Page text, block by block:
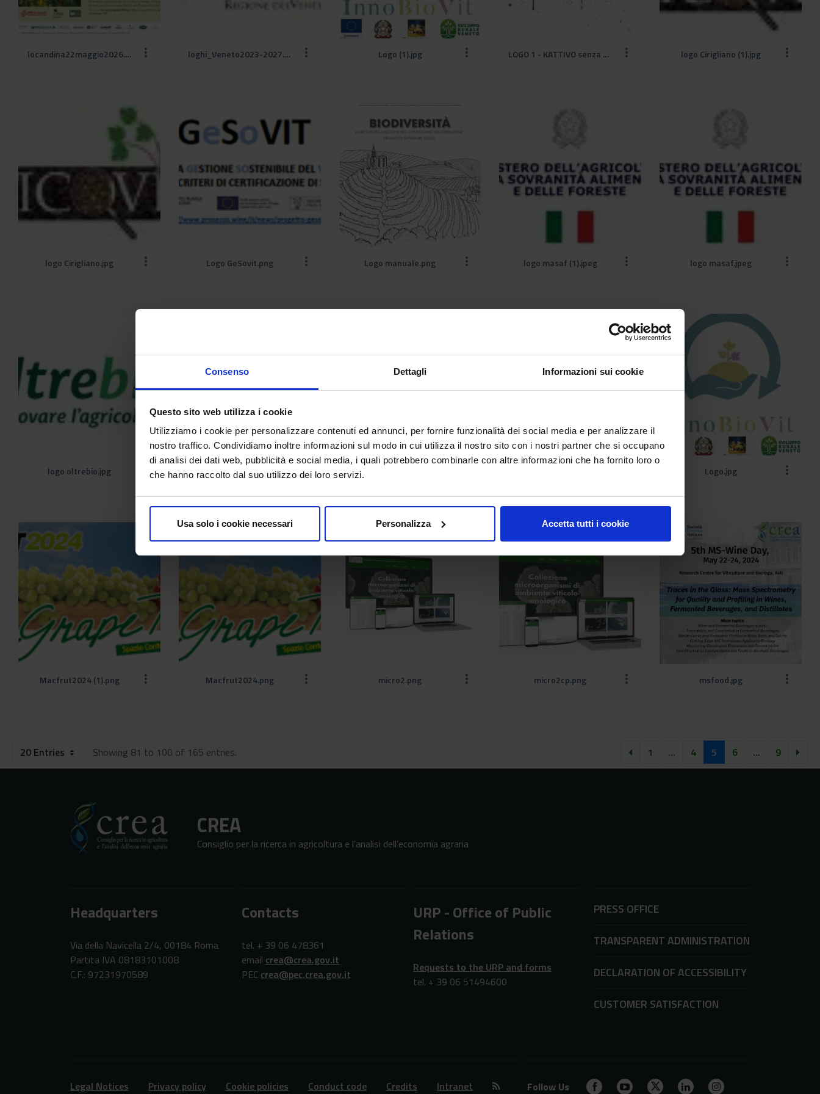
Consenso Dettagli Informazioni sui cookie
Questo sito web utilizza i cookie
Utilizziamo i cookie per personalizzare contenuti ed annunci, per fornire funzionalità dei social media e per analizzare il
nostro traffico. Condividiamo inoltre informazioni sul modo in cui utilizza il nostro sito con i nostri partner che si occupano
di analisi dei dati web, pubblicità e social media, i quali potrebbero combinarle con altre informazioni che ha fornito loro o
che hanno raccolto dal suo utilizzo dei loro servizi.
Usa solo i cookie necessari Personalizza Accetta tutti i cookie
locandina22maggio2026.jpg loghi_Veneto2023-2027.jpg Logo (1).jpg LOGO 1 - KATTIVO senza sfondo.png logo Cirigliano (1).jpg
logo Cirigliano.jpg Logo GeSovit.png Logo manuale.png logo masaf (1).jpeg logo masaf.jpeg
logo oltrebio.jpg logo progetto Veltha.jpg Logo.jpg
Macfrut2024 (1).png Macfrut2024.png micro2.png micro2cp.png msfood.jpg
20 Entries Showing 81 to 100 of 165 entries. 1 ... 4 5 6 ... 9
CREA
Consiglio per la ricerca in agricoltura e l’analisi dell’economia agraria
Headquarters
Via della Navicella 2/4, 00184 Roma
Partita IVA 08183101008
C.F.: 97231970589
Contacts
tel. + 39 06 478361
email crea@crea.gov.it
PEC crea@pec.crea.gov.it
URP - Office of Public
Relations
Requests to the URP and forms
tel. + 39 06 51494600
PRESS OFFICE
TRANSPARENT ADMINISTRATION
DECLARATION OF ACCESSIBILITY
CUSTOMER SATISFACTION
Legal Notices Privacy policy Cookie policies Conduct code Credits Intranet Follow Us